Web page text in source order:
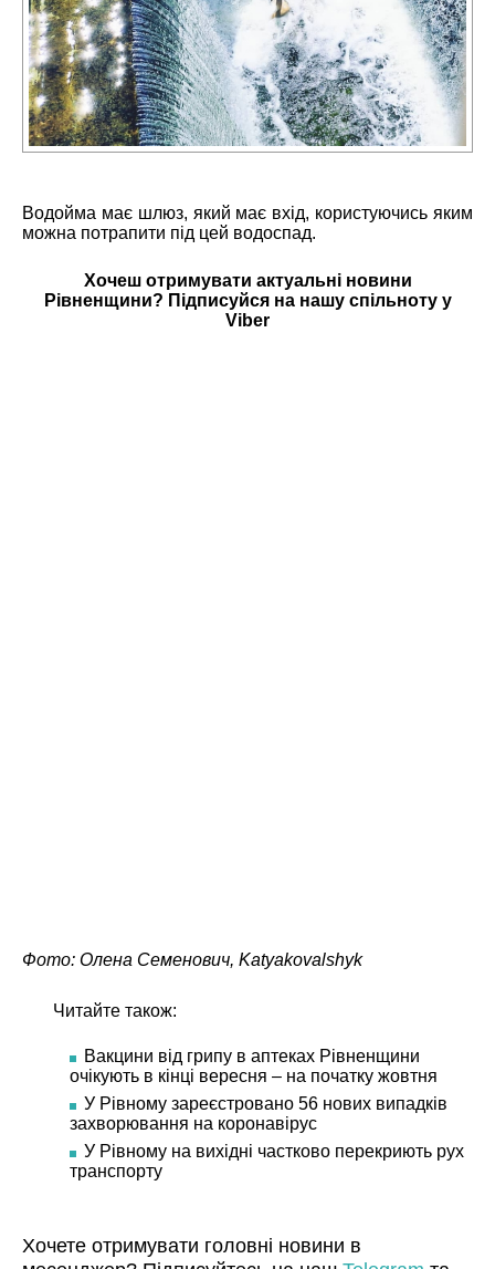
Водойма має шлюз, який має вхід, користуючись яким
можна потрапити під цей водоспад.
Хочеш отримувати актуальні новини
Рівненщини? Підписуйся на нашу спільноту у
Viber
Фото: Олена Семенович, Katyakovalshyk
Читайте також:
Вакцини від грипу в аптеках Рівненщини
очікують в кінці вересня – на початку жовтня
У Рівному зареєстровано 56 нових випадків
захворювання на коронавірус
У Рівному на вихідні частково перекриють рух
транспорту
Хочете отримувати головні новини в